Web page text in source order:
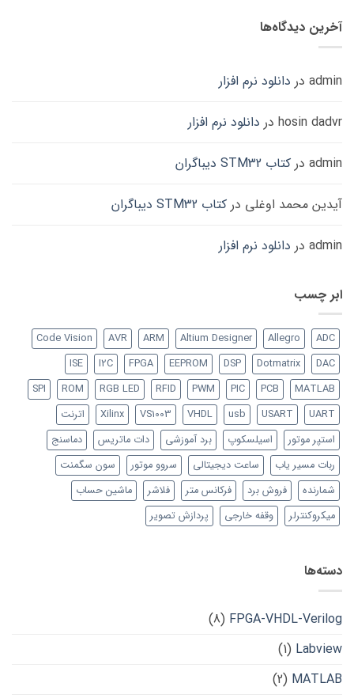
آخرین دیدگاه‌ها
admin در دانلود نرم افزار
hosin dadvr در دانلود نرم افزار
admin در کتاب STM32 دیباگران
آیدین محمد اوغلی در کتاب STM32 دیباگران
admin در دانلود نرم افزار
ابر چسب
ADC
Allegro
Altium Designer
ARM
AVR
Code Vision
DAC
Dotmatrix
DSP
EEPROM
FPGA
I2C
ISE
MATLAB
PCB
PIC
PWM
RFID
RGB LED
ROM
SPI
UART
USART
usb
VHDL
VS1003
Xilinx
اترنت
استپر موتور
اسیلسکوپ برد آموزشی دات ماتریس
دماسنج
ربات مسیر یاب
ساعت دیجیتالی سروو موتور
سون سگمنت
شمارنده
فروش برد فرکانس متر فلاشر
ماشین حساب
میکروکنترلر
وقفه خارجی پردازش تصویر
دسته‌ها
FPGA-VHDL-Verilog
(8)
Labview
(1)
MATLAB
(2)